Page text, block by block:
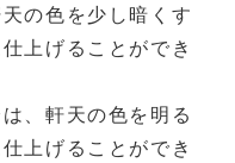
の色を少し暗くす
上げることができ
、軒天の色を明る
上げることができ